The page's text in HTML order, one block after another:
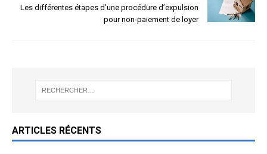
Les différentes étapes d’une procédure d’expulsion
pour non-paiement de loyer
ARTICLES RÉCENTS